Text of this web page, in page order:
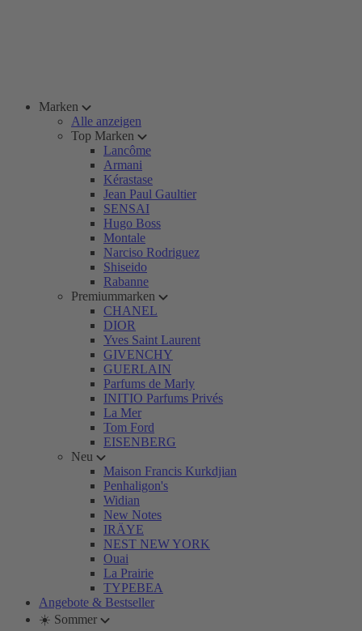
Marken
Alle anzeigen
Top Marken
Lancôme
Armani
Kérastase
Jean Paul Gaultier
SENSAI
Hugo Boss
Montale
Narciso Rodriguez
Shiseido
Rabanne
Premiummarken
CHANEL
DIOR
Yves Saint Laurent
GIVENCHY
GUERLAIN
Parfums de Marly
INITIO Parfums Privés
La Mer
Tom Ford
EISENBERG
Neu
Maison Francis Kurkdjian
Penhaligon's
Widian
New Notes
IRÄYE
NEST NEW YORK
Ouai
La Prairie
TYPEBEA
Angebote & Bestseller
☀️ Sommer